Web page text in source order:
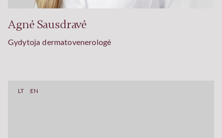
Agnė Sausdravė
Gydytoja dermatovenerologė
LT EN